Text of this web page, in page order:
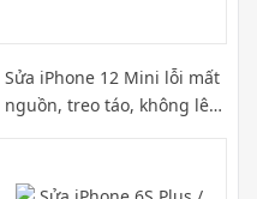
Sửa iPhone 12 Mini lỗi mất
nguồn, treo táo, không lên